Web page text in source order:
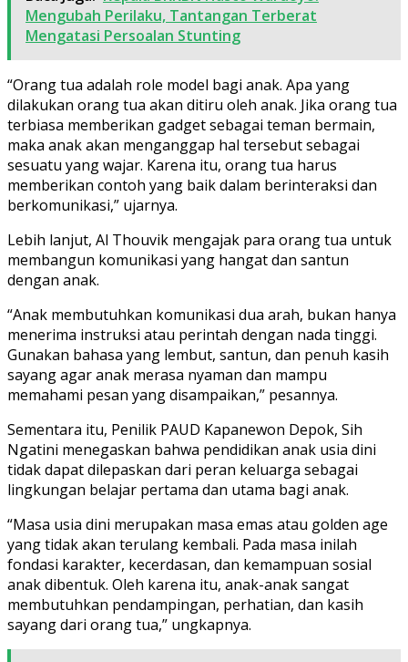
Mengubah Perilaku, Tantangan Terberat
Mengatasi Persoalan Stunting
“Orang tua adalah role model bagi anak. Apa yang
dilakukan orang tua akan ditiru oleh anak. Jika orang tua
terbiasa memberikan gadget sebagai teman bermain,
maka anak akan menganggap hal tersebut sebagai
sesuatu yang wajar. Karena itu, orang tua harus
memberikan contoh yang baik dalam berinteraksi dan
berkomunikasi,” ujarnya.
Lebih lanjut, Al Thouvik mengajak para orang tua untuk
membangun komunikasi yang hangat dan santun
dengan anak.
“Anak membutuhkan komunikasi dua arah, bukan hanya
menerima instruksi atau perintah dengan nada tinggi.
Gunakan bahasa yang lembut, santun, dan penuh kasih
sayang agar anak merasa nyaman dan mampu
memahami pesan yang disampaikan,” pesannya.
Sementara itu, Penilik PAUD Kapanewon Depok, Sih
Ngatini menegaskan bahwa pendidikan anak usia dini
tidak dapat dilepaskan dari peran keluarga sebagai
lingkungan belajar pertama dan utama bagi anak.
“Masa usia dini merupakan masa emas atau golden age
yang tidak akan terulang kembali. Pada masa inilah
fondasi karakter, kecerdasan, dan kemampuan sosial
anak dibentuk. Oleh karena itu, anak-anak sangat
membutuhkan pendampingan, perhatian, dan kasih
sayang dari orang tua,” ungkapnya.